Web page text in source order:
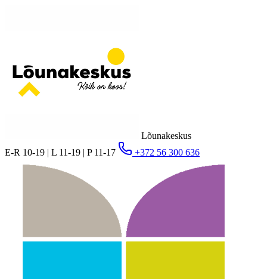
Lõunakeskus
E-R 10-19 | L 11-19 | P 11-17
+372 56 300 636